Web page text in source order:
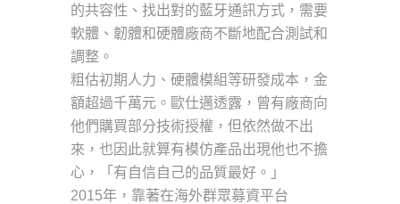
的共容性、找出對的藍牙通訊方式，需要
軟體、韌體和硬體廠商不斷地配合測試和
調整。
粗估初期人力、硬體模組等研發成本，金
額超過千萬元。歐仕邁透露，曾有廠商向
他們購買部分技術授權，但依然做不出
來，也因此就算有模仿產品出現他也不擔
心，「有自信自己的品質最好。」
2015年，靠著在海外群眾募資平台